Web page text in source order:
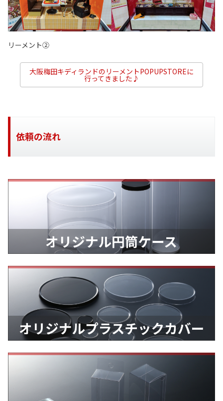
リーメント②
大阪梅田キディランドのリーメントPOPUPSTOREに
行ってきました♪
依頼の流れ